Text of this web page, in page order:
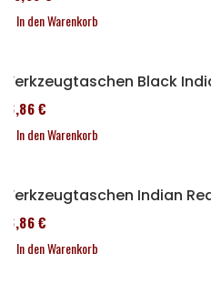
In den Warenkorb
Werkzeugtaschen Black
76,86 €
In den Warenkorb
Werkzeugtaschen Indian
76,86 €
In den Warenkorb